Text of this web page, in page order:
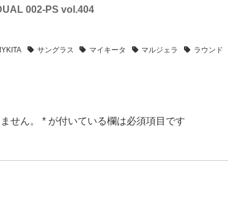
002-PS vol.404
サングラス マイキータ マルジェラ ラウンド
せん。 * が付いている欄は必須項目です